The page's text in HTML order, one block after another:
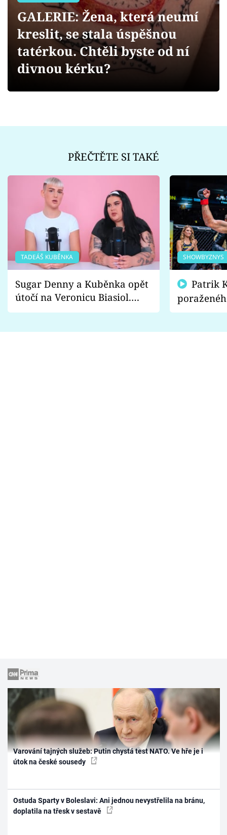
Videa
Sledujte prima+
GALERIE: Žena, která neumí
kreslit, se stala úspěšnou
tatérkou. Chtěli byste od ní
divnou kérku?
PŘEČTĚTE SI TAKÉ
TADEÁŠ KUBĚNKA
Sugar Denny a Kuběnka opět
útočí na Veronicu Biasiol.
Proč je podle nich falešná a
SHOWBYZNYS
fanoušci
Varování tajných služeb: Putin chystá test NATO. Ve hře je i
útok na české sousedy
Ostuda Sparty v Boleslavi: Ani jednou nevystřelila na bránu,
doplatila na třesk v sestavě